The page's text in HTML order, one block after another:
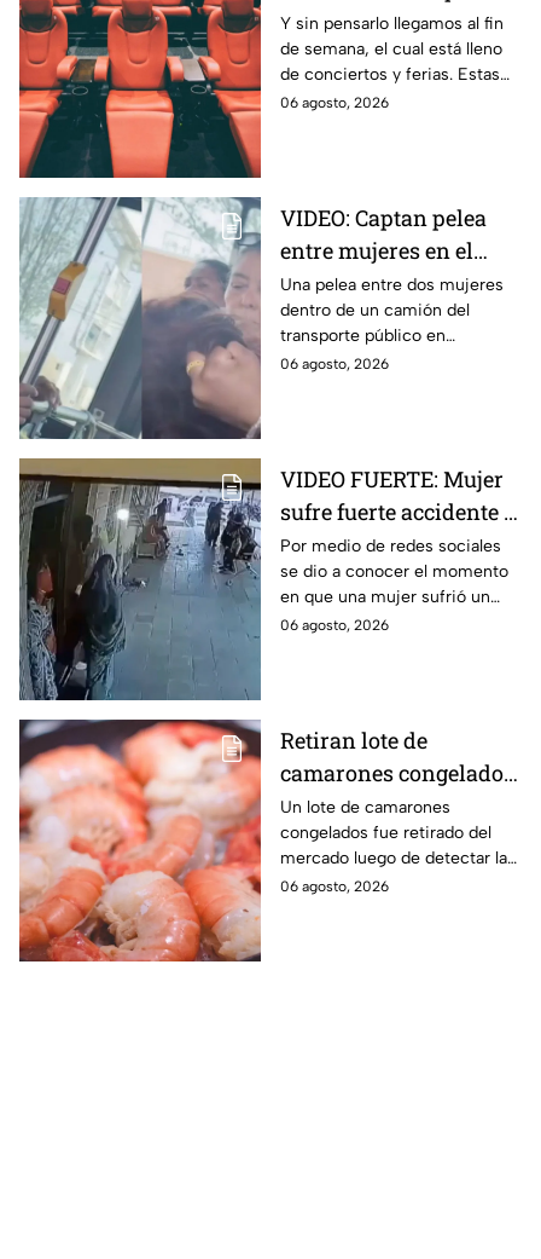
habrá en Puebla del 7 al
9 de agosto
Y sin pensarlo llegamos al fin
de semana, el cual está lleno
de conciertos y ferias. Estas
son las actividades que habrá
06 agosto, 2026
VIDEO: Captan pelea
entre mujeres en el
transporte público; así
se desgreñaron en
Monterrey
Una pelea entre dos mujeres
dentro de un camión del
transporte público en
Monterrey, Nuevo León, quedó
06 agosto, 2026
VIDEO FUERTE: Mujer
sufre fuerte accidente a
los pocos segundos de
haber salido del
hospital
Por medio de redes sociales
se dio a conocer el momento
en que una mujer sufrió un
fuerte accidente a los pocos
06 agosto, 2026
Retiran lote de
camarones congelados
por riesgo sanitario;
detectan salmonella en
España
Un lote de camarones
congelados fue retirado del
mercado luego de detectar la
presencia de salmonella, una
06 agosto, 2026